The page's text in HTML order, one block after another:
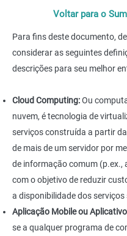
Voltar para o
Para fins deste documento,
considerar as seguintes
descrições para seu melhor
Cloud Computing:Ou
nuvem, é tecnologia de
serviços construída a partir
de mais de um servidor por
de informação comum (p.ex.,
com o objetivo de reduzir
a disponibilidade dos
Aplicação Mobile ou
se a qualquer programa de